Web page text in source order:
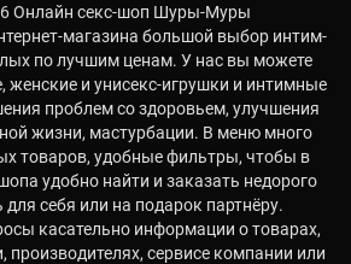
Онлайн секс-шоп Шуры-Муры
магазина большой выбор интим-
по лучшим ценам. У нас вы можете
женские и унисекс-игрушки и интимные
проблем со здоровьем, улучшения
жизни, мастурбации. В меню много
товаров, удобные фильтры, чтобы в
удобно найти и заказать недорого
себя или на подарок партнёру.
касательно информации о товарах,
производителях, сервисе компании или